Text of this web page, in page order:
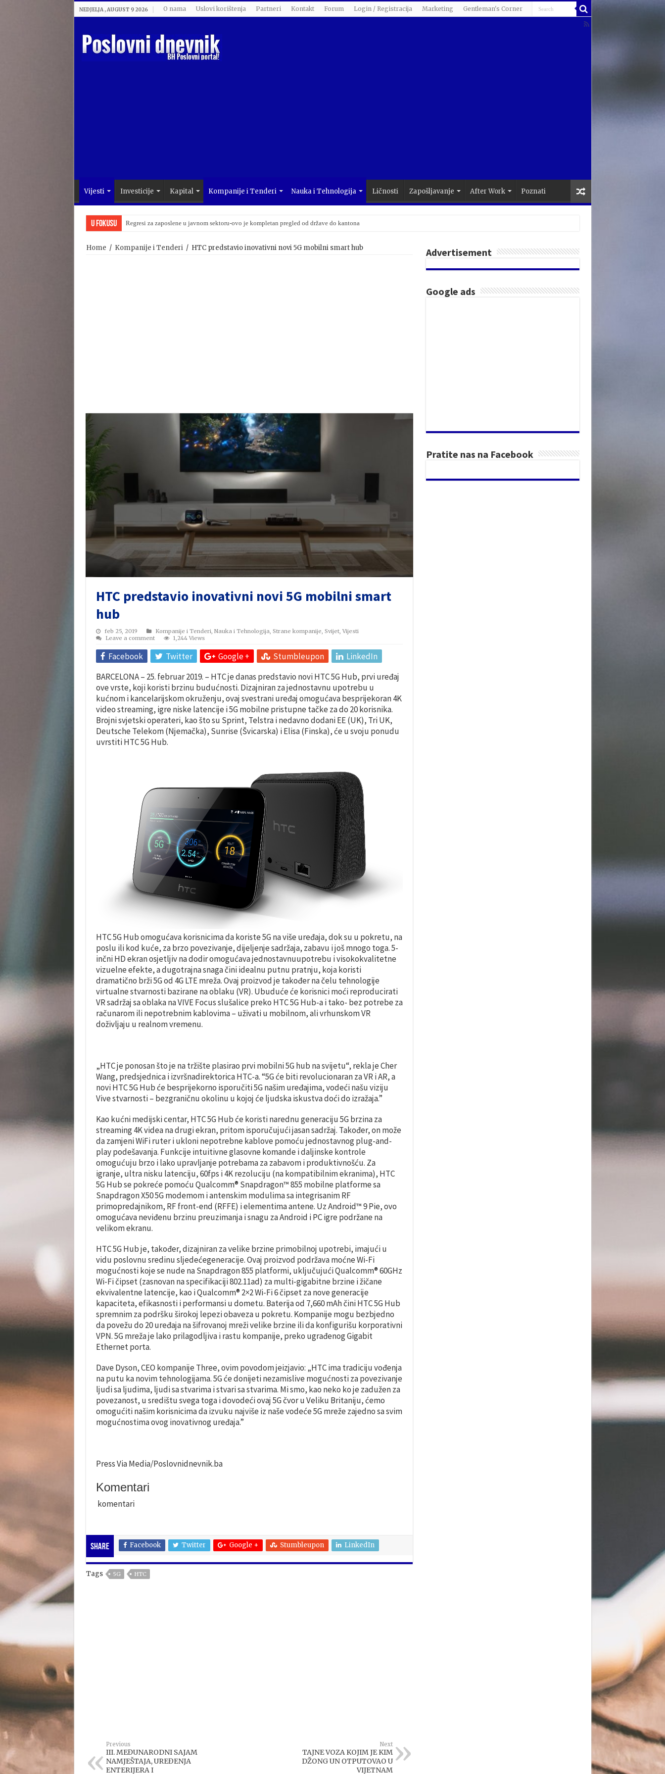
NEDJELJA , AUGUST 9 2026 O nama Uslovi korištenja Partneri Kontakt Forum Login / Registracija Marketing Gentleman's Corner
Vijesti Investicije Kapital Kompanije i Tenderi Nauka i Tehnologija Ličnosti Zapošljavanje After Work Poznati
U Fokusu Regresi za zaposlene u javnom sektoru-ovo je kompletan pregled od države do kantona
Home / Kompanije i Tenderi / HTC predstavio inovativni novi 5G mobilni smart hub
HTC predstavio inovativni novi 5G mobilni smart
hub
feb 25, 2019 Kompanije i Tenderi, Nauka i Tehnologija, Strane kompanije, Svijet, Vijesti
Leave a comment
1,244 Views
Facebook Twitter Google + Stumbleupon
LinkedIn
BARCELONA – 25. februar 2019. – HTC je danas predstavio novi HTC 5G Hub, prvi uređaj
ove vrste, koji koristi brzinu budućnosti. Dizajniran za jednostavnu upotrebu u
kućnom i kancelarijskom okruženju, ovaj svestrani uređaj omogućava besprijekoran 4K
video streaming, igre niske latencije i 5G mobilne pristupne tačke za do 20 korisnika.
Brojni svjetski operateri, kao što su Sprint, Telstra i nedavno dodani EE (UK), Tri UK,
Deutsche Telekom (Njemačka), Sunrise (Švicarska) i Elisa (Finska), će u svoju ponudu
uvrstiti HTC 5G Hub.
HTC 5G Hub omogućava korisnicima da koriste 5G na više uređaja, dok su u pokretu, na
poslu ili kod kuće, za brzo povezivanje, dijeljenje sadržaja, zabavu i još mnogo toga. 5-
inčni HD ekran osjetljiv na dodir omogućava jednostavnuupotrebu i visokokvalitetne
vizuelne efekte, a dugotrajna snaga čini idealnu putnu pratnju, koja koristi
dramatično brži 5G od 4G LTE mreža. Ovaj proizvod je također na čelu tehnologije
virtualne stvarnosti bazirane na oblaku (VR). Ubuduće će korisnici moći reproducirati
VR sadržaj sa oblaka na VIVE Focus slušalice preko HTC 5G Hub-a i tako- bez potrebe za
računarom ili nepotrebnim kablovima – uživati u mobilnom, ali vrhunskom VR
doživljaju u realnom vremenu.
„HTC je ponosan što je na tržište plasirao prvi mobilni 5G hub na svijetu“, rekla je Cher
Wang, predsjednica i izvršnadirektorica HTC-a. “5G će biti revolucionaran za VR i AR, a
novi HTC 5G Hub će besprijekorno isporučiti 5G našim uređajima, vodeći našu viziju
Vive stvarnosti– bezgraničnuokolinu u kojoj će ljudska iskustva doći do izražaja.”
Kao kućni medijski centar, HTC 5G Hub će koristi narednu generaciju 5G brzina za
streaming 4K videa na drugi ekran, pritom isporučujući jasan sadržaj. Također, on može
da zamjeni WiFi ruter i ukloni nepotrebne kablove pomoću jednostavnog plug-and-
play podešavanja. Funkcije intuitivne glasovne komande i daljinske kontrole
omogućuju brzo i lako upravljanje potrebama za zabavom i produktivnošću. Za
igranje, ultra nisku latenciju, 60fps i 4K rezoluciju (na kompatibilnim ekranima), HTC
5G Hub se pokreće pomoću Qualcomm® Snapdragon™ 855 mobilne platforme sa
Snapdragon X50 5G modemom i antenskim modulima sa integrisanim RF
primopredajnikom, RF front-end (RFFE) i elementima antene. Uz Android™ 9 Pie, ovo
omogućava neviđenu brzinu preuzimanja i snagu za Android i PC igre podržane na
velikom ekranu.
HTC 5G Hub je, također, dizajniran za velike brzine primobilnoj upotrebi, imajući u
vidu poslovnu sredinu sljedećegeneracije. Ovaj proizvod podržava moćne Wi-Fi
mogućnosti koje se nude na Snapdragon 855 platformi, uključujući Qualcomm® 60GHz
Wi-Fi čipset (zasnovan na specifikaciji 802.11ad) za multi-gigabitne brzine i žičane
ekvivalentne latencije, kao i Qualcomm® 2×2 Wi-Fi 6 čipset za nove generacije
kapaciteta, efikasnosti i performansi u dometu. Baterija od 7,660 mAh čini HTC 5G Hub
spremnim za podršku širokoj lepezi obaveza u pokretu. Kompanije mogu bezbjedno
da povežu do 20 uređaja na šifrovanoj mreži velike brzine ili da konfigurišu korporativni
VPN. 5G mreža je lako prilagodljiva i rastu kompanije, preko ugrađenog Gigabit
Ethernet porta.
Dave Dyson, CEO kompanije Three, ovim povodom jeizjavio: „HTC ima tradiciju vođenja
na putu ka novim tehnologijama. 5G će donijeti nezamislive mogućnosti za povezivanje
ljudi saljudima, ljudi sa stvarima i stvari sa stvarima. Mi smo, kao neko ko je zadužen za
povezanost, u središtu svega toga i dovodeći ovaj 5G čvor u Veliku Britaniju, ćemo
omogućiti našim korisnicima da izvuku najviše iz naše vodeće 5G mreže zajedno sa svim
mogućnostima ovog inovativnog uređaja.”
Press Via Media/Poslovnidnevnik.ba
Komentari
komentari
Share Facebook Twitter Google + Stumbleupon LinkedIn
Tags 5G HTC
Previous
III. MEĐUNARODNI SAJAM
NAMJEŠTAJA, UREĐENJA
ENTERIJERA I
Next
TAJNE VOZA KOJIM JE KIM
DŽONG UN OTPUTOVAO U
VIJETNAM
Advertisement
Google ads
Pratite nas na Facebook